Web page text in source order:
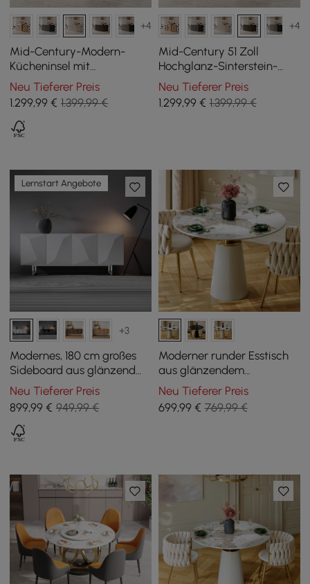
+4
Mid-Century-Modern-
Kücheninsel mit
glänzender Steinplatte
und Schrankfächern in
Altweiß, 129 cm
Neu Tieferer Preis
1.299,99 € 1.399,99 €
+4
Mid-Century 51 Zoll
Hochglanz-Sinterstein-
Kücheninsel mit Stauraum,
Rauchbraun
Neu Tieferer Preis
1.299,99€ 1.399,99 €
Lernstart Angebote
+3
Modernes, 180 cm großes
Sideboard aus glänzend
weißem Holz mit Schränken
und verstellbaren
Regalböden
Neu Tieferer Preis
899,99 € 949,99 €
Moderner runder Esstisch
aus glänzendem
Sinterstein mit
lederummanteltem Fuß für
2 Pers., 100 cm
Neu Tieferer Preis
699,99€ 769,99 €